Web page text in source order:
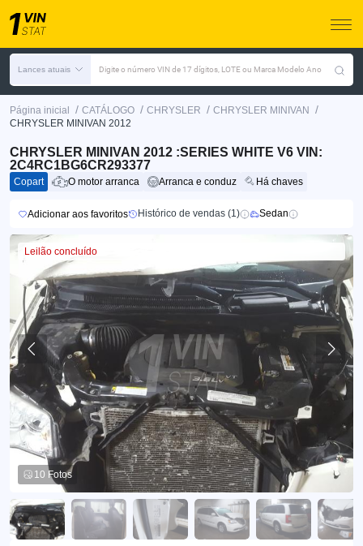
Lances atuais Digite o número VIN de 17 dígitos, LOTE ou Marca Modelo Ano
Página inicial / CATÁLOGO / CHRYSLER / CHRYSLER MINIVAN /
CHRYSLER MINIVAN 2012
CHRYSLER MINIVAN 2012 :SERIES WHITE V6 VIN:
2C4RC1BG6CR293377
Copart O motor arranca Arranca e conduz Há chaves
Adicionar aos favoritos Histórico de vendas (1) Sedan
Leilão concluído
10 Fotos